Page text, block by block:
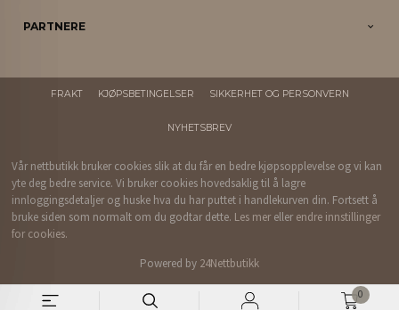
0
PARTNERE
FRAKT KJØPSBETINGELSER SIKKERHET OG PERSONVERN
NYHETSBREV
Vår nettbutikk bruker cookies slik at du får en bedre kjøpsopplevelse og vi kan
yte deg bedre service. Vi bruker cookies hovedsaklig til å lagre
innloggingsdetaljer og huske hva du har puttet i handlekurven din. Fortsett å
bruke siden som normalt om du godtar dette. Les mer eller endre innstillinger
for cookies.
Powered by 24Nettbutikk